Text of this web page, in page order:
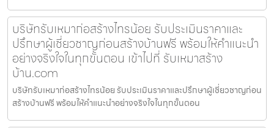
บริษัทรับเหมาก่อสร้างไทรน้อย รับประเมินราคาและ
ปรึกษาผู้เชี่ยวชาญก่อนสร้างบ้านฟรี พร้อมให้คำแนะนำ
อย่างจริงใจในทุกขั้นตอน เข้าไปที่ รับเหมาสร้าง
บ้าน.com
บริษัทรับเหมาก่อสร้างไทรน้อย รับประเมินราคาและปรึกษาผู้เชี่ยวชาญก่อน
สร้างบ้านฟรี พร้อมให้คำแนะนำอย่างจริงใจในทุกขั้นตอน